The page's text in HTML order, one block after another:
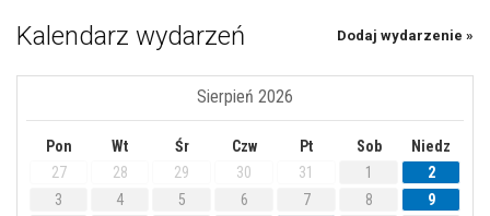
Kalendarz wydarzeń Dodaj wydarzenie »
Sierpień 2026
Pon Wt Śr Czw Pt Sob
Niedz
27
28 29 30 31 1
2
3
4 5 6 7 8
9